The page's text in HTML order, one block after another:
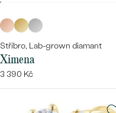
Stříbro, Lab-grown diamant
Ximena
3 390 Kč